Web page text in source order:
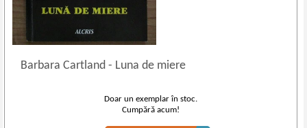
Barbara Cartland- Luna de miere
Doar un exemplar în stoc.
Cumpără acum!